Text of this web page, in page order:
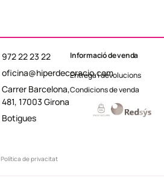
972 22 23 22
oficina@hiperdecoracio.com
Carrer Barcelona,
481, 17003 Girona
Botigues
Política de privacitat
Informació de venda
Entrega i devolucions
Condicions de venda